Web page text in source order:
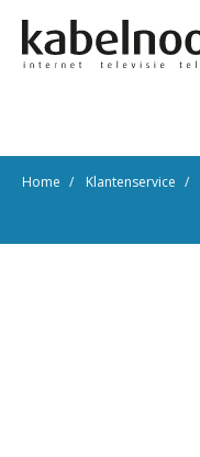
Home Klantenservice